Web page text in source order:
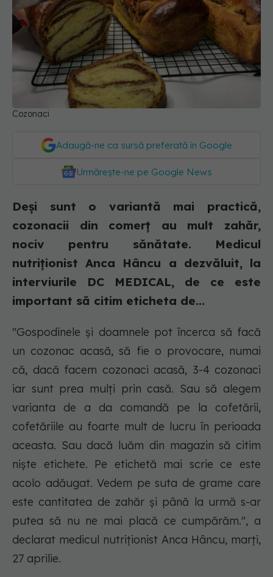
Cozonaci
Adaugă-ne ca sursă preferată în Google
Urmărește-ne pe Google News
Deși sunt o variantă mai practică,
cozonacii din comerț au mult zahăr,
nociv pentru sănătate. Medicul
nutriționist Anca Hâncu a dezvăluit, la
interviurile DC MEDICAL, de ce este
important să citim eticheta de...
"Gospodinele și doamnele pot încerca să facă
un cozonac acasă, să fie o provocare, numai
că, dacă facem cozonaci acasă, 3-4 cozonaci
iar sunt prea mulți prin casă. Sau să alegem
varianta de a da comandă pe la cofetării,
cofetăriile au foarte mult de lucru în perioada
aceasta. Sau dacă luăm din magazin să citim
niște etichete. Pe etichetă mai scrie ce este
acolo adăugat. Vedem pe suta de grame care
este cantitatea de zahăr și până la urmă s-ar
putea să nu ne mai placă ce cumpărăm.", a
declarat medicul nutriționist Anca Hâncu, marți,
27 aprilie.